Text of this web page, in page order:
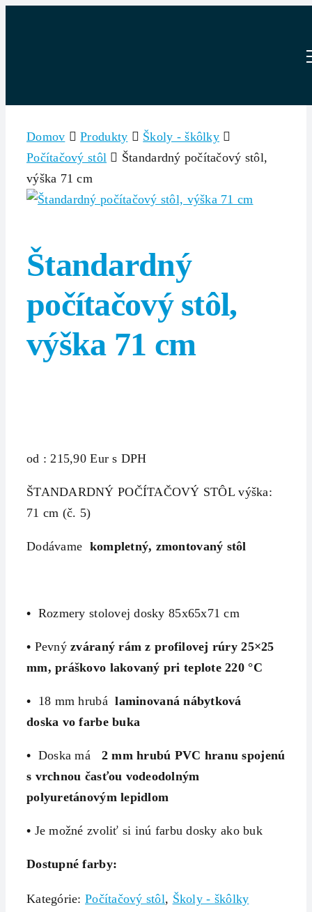
Domov Produkty
Školy - škôlky
Počítačový stôl
Štandardný počítačový stôl,
výška 71 cm
Štandardný
počítačový stôl,
výška 71 cm
od : 215,90 Eur s DPH
ŠTANDARDNÝ POČÍTAČOVÝ STÔL výška:
71 cm (č. 5)
Dodávame kompletný, zmontovaný stôl
• Rozmery stolovej dosky 85x65x71 cm
• Pevnýzváranýrám z profilovej rúry 25×25
mm, práškovo lakovaný pri teplote 220 °C
• 18 mm hrubálaminovaná nábytková
doska vofarbe buka
• Doska má 2 mm hrubú PVC hranu spojenú
s vrchnou časťou vodeodolným
polyuretánovým lepidlom
• Je možné zvoliť si inú farbu dosky ako buk
Dostupné farby:
Kategórie: Počítačový stôl, Školy - škôlky